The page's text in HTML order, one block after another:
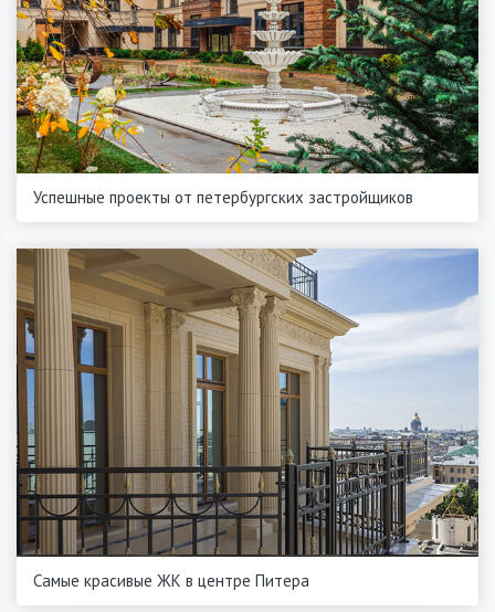
Успешные проекты от петербургских застройщиков
Самые красивые ЖК в центре Питера